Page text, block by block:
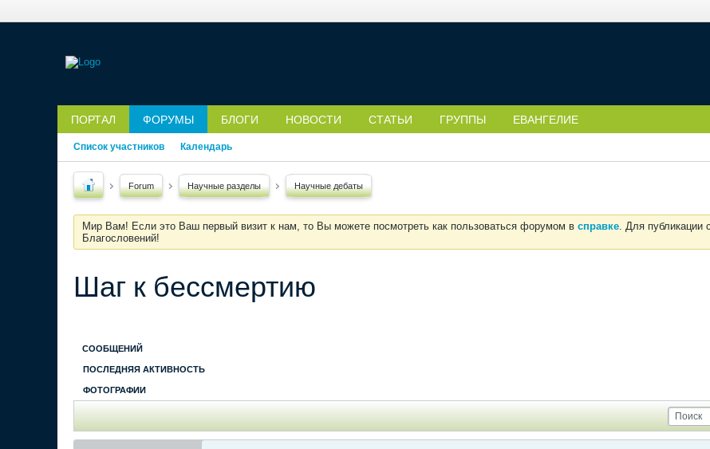
ПОРТАЛ ФОРУМЫ БЛОГИ НОВОСТИ СТАТЬИ ГРУППЫ ЕВАНГЕЛИЕ
Список участников Календарь
Forum Научные разделы Научные дебаты
Мир Вам! Если это Ваш первый визит к нам, то Вы можете посмотреть как пользоваться форумом в справке. Для публикации
Благословений!
Шаг к бессмертию
СООБЩЕНИЙ
ПОСЛЕДНЯЯ АКТИВНОСТЬ
ФОТОГРАФИИ